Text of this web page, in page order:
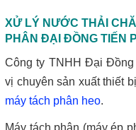
XỬ LÝ NƯỚC THẢI
PHÂN ĐẠI ĐỒNG TIẾN
Công ty TNHH Đại
vị chuyên sản xuất thiết
máy tách phân heo.
Máy tách phân (máy ép